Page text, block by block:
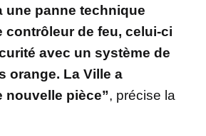
une panne technique
contrôleur de feu, celui-ci
avec un système de
orange. La Ville a
nouvelle pièce”, précise la